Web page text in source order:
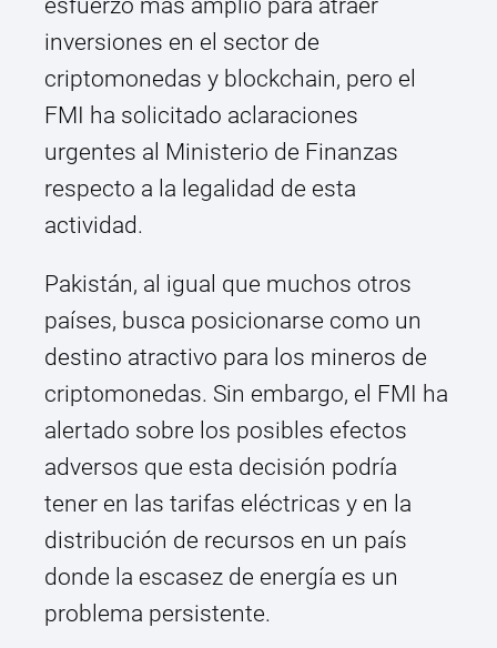
esfuerzo más amplio para atraer
inversiones en el sector de
criptomonedas y blockchain, pero el
FMI ha solicitado aclaraciones
urgentes al Ministerio de Finanzas
respecto a la legalidad de esta
actividad.
Pakistán, al igual que muchos otros
países, busca posicionarse como un
destino atractivo para los mineros de
criptomonedas. Sin embargo, el FMI ha
alertado sobre los posibles efectos
adversos que esta decisión podría
tener en las tarifas eléctricas y en la
distribución de recursos en un país
donde la escasez de energía es un
problema persistente.